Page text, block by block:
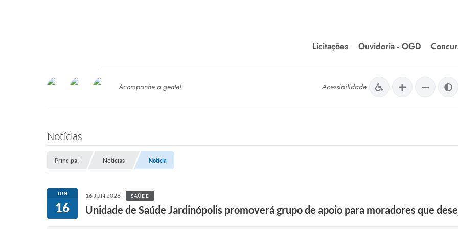
Licitações
Editais de Licitações
Chamamentos Públicos
Ouvidoria - OGD
SERVIÇOS
SEMED
Processo de Contratação -
Concursos e Processos Seletivos
Esporte
Meio Ambiente
Diário Oficial
Acompanhe a gente! Acessibilidade
Notícias
Principal Notícias Notícia
JUN
16
16 JUN 2026 SAÚDE
Unidade de Saúde Jardinópolis promoverá grupo de apoio para moradores que